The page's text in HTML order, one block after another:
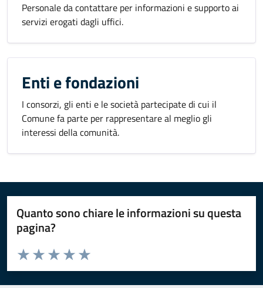
Personale da contattare per informazioni e supporto ai
servizi erogati dagli uffici.
Enti e fondazioni
I consorzi, gli enti e le società partecipate di cui il
Comune fa parte per rappresentare al meglio gli
interessi della comunità.
Quanto sono chiare le informazioni su questa
pagina?
Valuta da 1 a 5 stelle la pagina
Valuta 5 stelle su 5
Valuta 4 stelle su 5
Valuta 3 stelle su 5
Valuta 2 stelle su 5
Valuta 1 stelle su 5